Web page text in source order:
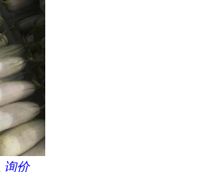
询价